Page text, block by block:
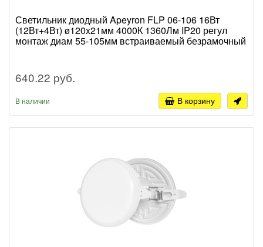
Светильник диодный Apeyron FLP 06-106 16Вт
(12Вт+4Вт) ø120x21мм 4000К 1360Лм IP20 регул
монтаж диам 55-105мм встраиваемый безрамочный
640.22 руб.
В наличии В корзину